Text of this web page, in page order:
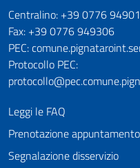
Numeri utili
Centralino: +39 0776
Fax: +39 0776 949306
PEC:
Protocollo PEC:
Leggi le FAQ
Prenotazione appuntamento
Segnalazione disservizio